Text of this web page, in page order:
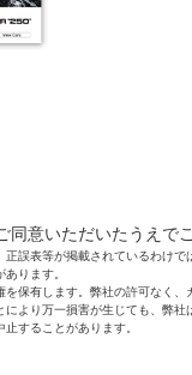
意いただいたうえで
誤表等が掲載されているわけで
ります。
保有します。弊社の許可なく
より万一損害が生じても、弊社
することがあります。